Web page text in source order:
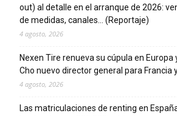
out) al detalle en el arranque de 2026:
de medidas, canales… (Reportaje)
4 agosto, 2026
Nexen Tire renueva su cúpula en Europa
Cho nuevo director general para Francia
4 agosto, 2026
Las matriculaciones de renting en